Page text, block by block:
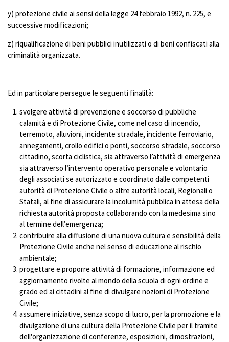
y) protezione civile ai sensi della legge 24 febbraio 1992, n. 225, e
successive modificazioni;
z) riqualificazione di beni pubblici inutilizzati o di beni confiscati alla
criminalità organizzata.
Ed in particolare persegue le seguenti finalità:
svolgere attività di prevenzione e soccorso di pubbliche
calamità e di Protezione Civile, come nel caso di incendio,
terremoto, alluvioni, incidente stradale, incidente ferroviario,
annegamenti, crollo edifici o ponti, soccorso stradale, soccorso
cittadino, scorta ciclistica, sia attraverso l’attività di emergenza
sia attraverso l’intervento operativo personale e volontario
degli associati se autorizzato e coordinato dalle competenti
autorità di Protezione Civile o altre autorità locali, Regionali o
Statali, al fine di assicurare la incolumità pubblica in attesa della
richiesta autorità proposta collaborando con la medesima sino
al termine dell’emergenza;
contribuire alla diffusione di una nuova cultura e sensibilità della
Protezione Civile anche nel senso di educazione al rischio
ambientale;
progettare e proporre attività di formazione, informazione ed
aggiornamento rivolte al mondo della scuola di ogni ordine e
grado ed ai cittadini al fine di divulgare nozioni di Protezione
Civile;
assumere iniziative, senza scopo di lucro, per la promozione e la
divulgazione di una cultura della Protezione Civile per il tramite
dell'organizzazione di conferenze, esposizioni, dimostrazioni,